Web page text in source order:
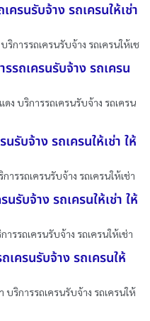
รนรับจ้าง รถเครนให้เช่า
การรถเครนรับจ้าง รถเครนให้เช
รถเครนรับจ้าง รถเครน
ง บริการรถเครนรับจ้าง รถเครน
รับจ้าง รถเครนให้เช่า ให้
รรถเครนรับจ้าง รถเครนให้เช่า
รับจ้าง รถเครนให้เช่า ให้
รรถเครนรับจ้าง รถเครนให้เช่า
เครนรับจ้าง รถเครนให้
บริการรถเครนรับจ้าง รถเครนให้